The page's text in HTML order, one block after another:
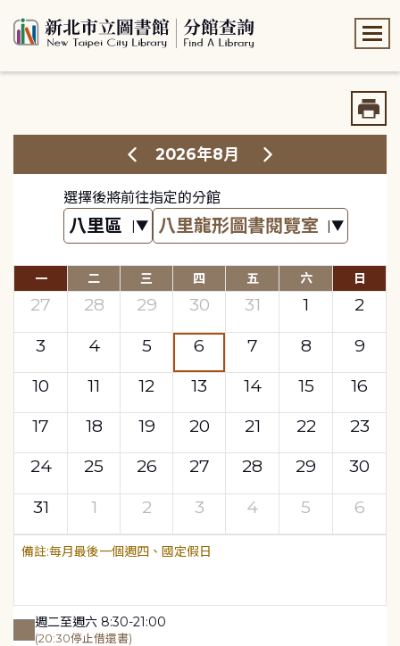
2026年8月
選擇後將前往指定的分館
一 二 三 四 五 六 日
27 28 29 30 31 1
2
3
4 5 6 7 8
9
10
11 12 13 14 15
16
17
18 19 20 21 22
23
24
25 26 27 28 29
30
31
1 2 3 4 5 6
每月最後一個週四、國定假日
週二至週六 8:30-21:00
(20:30停止借還書)